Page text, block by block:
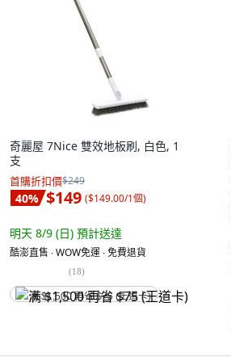
奇麗屋 7Nice 雙效地板刷, 白色, 1
支
首購折扣價$249
40% $149 ($149.00/1個)
明天 8/9 (日) 預計送達
酷澎直售 ∙ WOW免運 ∙ 免費退貨
(18)
满 $1,500 再省 $75 (王道卡)